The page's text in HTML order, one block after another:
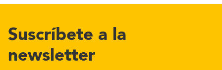
Suscríbete a la
newsletter